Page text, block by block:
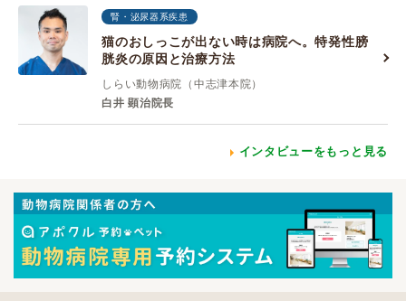
腎・泌尿器系疾患
猫のおしっこが出ない時は病院へ。特発性膀
胱炎の原因と治療方法
しらい動物病院（中志津本院）
白井 顕治院長
インタビューをもっと見る